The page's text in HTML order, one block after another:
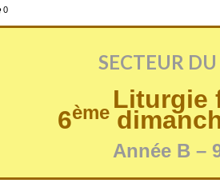
0
SECTEUR DU
Liturgie
6ème
Année B –